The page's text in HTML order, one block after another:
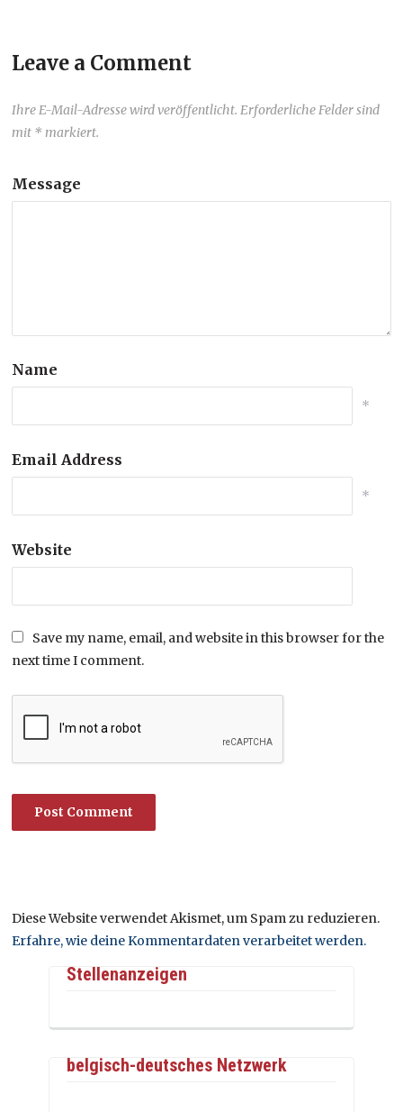
Leave a Comment
Ihre E-Mail-Adresse wird veröffentlicht. Erforderliche Felder sind
mit * markiert.
Message
Name
*
Email Address
*
Website
Save my name, email, and website in this browser for the
next time I comment.
Diese Website verwendet Akismet, um Spam zu reduzieren.
Erfahre, wie deine Kommentardaten verarbeitet werden.
Stellenanzeigen
belgisch-deutsches Netzwerk